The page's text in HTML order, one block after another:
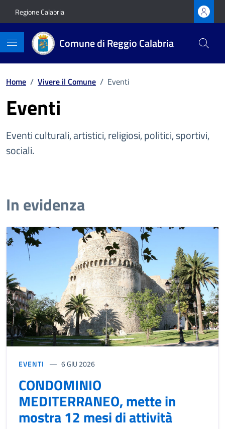
Regione Calabria
Comune di Reggio Calabria
Home / Vivere il Comune / Eventi
Eventi
Eventi culturali, artistici, religiosi, politici, sportivi,
sociali.
In evidenza
EVENTI 6 GIU 2026
CONDOMINIO
MEDITERRANEO, mette in
mostra 12 mesi di attività